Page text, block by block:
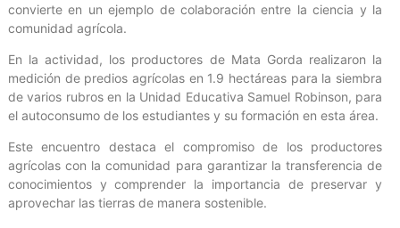
convierte en un ejemplo de colaboración entre la ciencia y la
comunidad agrícola.
En la actividad, los productores de Mata Gorda realizaron la
medición de predios agrícolas en 1.9 hectáreas para la siembra
de varios rubros en la Unidad Educativa Samuel Robinson, para
el autoconsumo de los estudiantes y su formación en esta área.
Este encuentro destaca el compromiso de los productores
agrícolas con la comunidad para garantizar la transferencia de
conocimientos y comprender la importancia de preservar y
aprovechar las tierras de manera sostenible.